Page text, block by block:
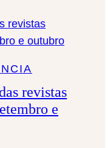
revistas
e